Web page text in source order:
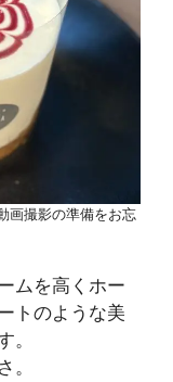
画撮影の準備をお忘
ムを高くホー
トのような美
。
。